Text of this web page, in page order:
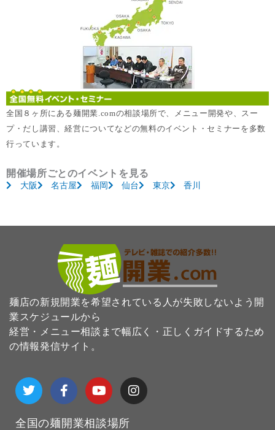
全国８ヶ所にある麺開業.comの相談場所で、メニュー開発や、スー
プ・だし講習、経営についてなどの無料のイベント・セミナーを多数
行っています。
開催場所ごとのイベントを見る
大阪 名古屋 福岡 仙台 東京 香川
麺店の新規開業を希望されている人が失敗しないよう開
業スケジュールから
経営・メニュー相談まで幅広く・正しくガイドするため
の情報発信サイト。
T
w
i
t
F
a
c
b
Y
o
u
u
I
n
s
全国の麺開業相談場所